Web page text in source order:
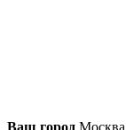
Ваш город Москва